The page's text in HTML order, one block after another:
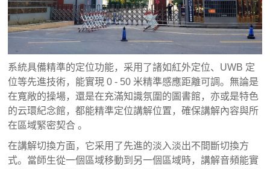
系統具備精準的定位功能，采用了諸如紅外定位、UWB 定
位等先進技術，能實現 0 - 50 米精準感應距離可調。無論是
在寬敞的操場，還是在充滿知識氛圍的圖書館，亦或是特色
的云環紀念館，都能精準定位講解位置，確保講解內容與所
在區域緊密契合 。
在講解切換方面，它采用了先進的淡入淡出不間斷切換方
式。當師生從一個區域移動到另一個區域時，講解音頻能實